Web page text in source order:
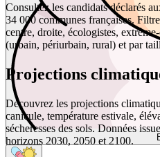
Consultez les candidats déclarés
34 000 communes françaises.
centre, droite, écologistes,
(urbain, périurbain, rural) et par
Projections
Découvrez les projections
canicule, température estivale,
sécheresses des sols. Données
horizons 2030, 2050 et 2100.